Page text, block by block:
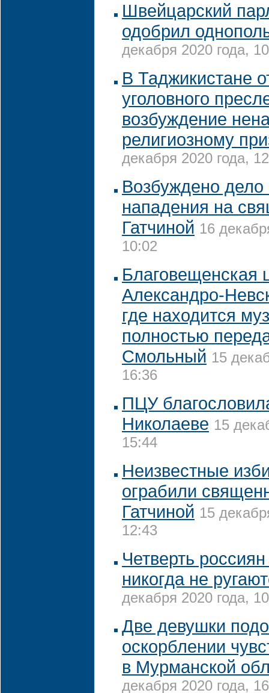
Швейцарский
одобрил
декабря 2020 года,
В Таджикистане
уголовного
возбуждение
религиозному
декабря 2020 года,
Возбуждено дело
нападения на
Гатчиной 16
10:02
Благовещенская
Александро-
где находится
полностью
Смольный 15
16:36
ПЦУ
Николаеве 15
15:44
Неизвестные
ограбили
Гатчиной 15
12:43
Четверть
никогда не
декабря 2020 года,
Две девушки
оскорблении
в Мурманской
декабря 2020 года,